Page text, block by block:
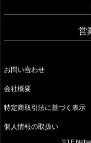
営
お問い合わせ
会社概要
特定商取引法に基づく表示
個人情報の取扱い